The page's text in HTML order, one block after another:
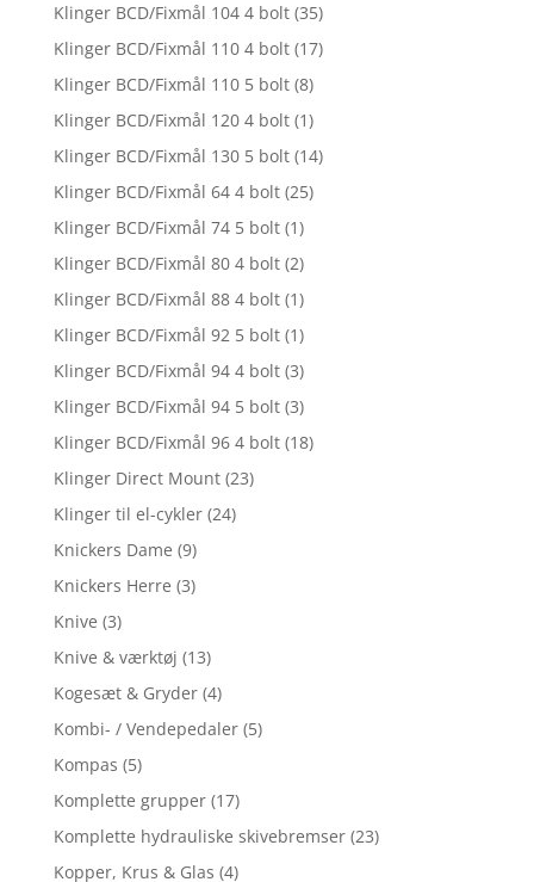
Klinger BCD/Fixmål 104 4 bolt (35)
Klinger BCD/Fixmål 110 4 bolt (17)
Klinger BCD/Fixmål 110 5 bolt (8)
Klinger BCD/Fixmål 120 4 bolt (1)
Klinger BCD/Fixmål 130 5 bolt (14)
Klinger BCD/Fixmål 64 4 bolt (25)
Klinger BCD/Fixmål 74 5 bolt (1)
Klinger BCD/Fixmål 80 4 bolt (2)
Klinger BCD/Fixmål 88 4 bolt (1)
Klinger BCD/Fixmål 92 5 bolt (1)
Klinger BCD/Fixmål 94 4 bolt (3)
Klinger BCD/Fixmål 94 5 bolt (3)
Klinger BCD/Fixmål 96 4 bolt (18)
Klinger Direct Mount (23)
Klinger til el-cykler (24)
Knickers Dame (9)
Knickers Herre (3)
Knive (3)
Knive & værktøj (13)
Kogesæt & Gryder (4)
Kombi- / Vendepedaler (5)
Kompas (5)
Komplette grupper (17)
Komplette hydrauliske skivebremser (23)
Kopper, Krus & Glas (4)